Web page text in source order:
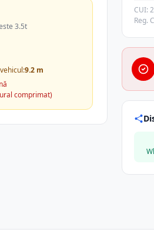
3.5t
9.2 m
comprimat)
CUI:
Reg.